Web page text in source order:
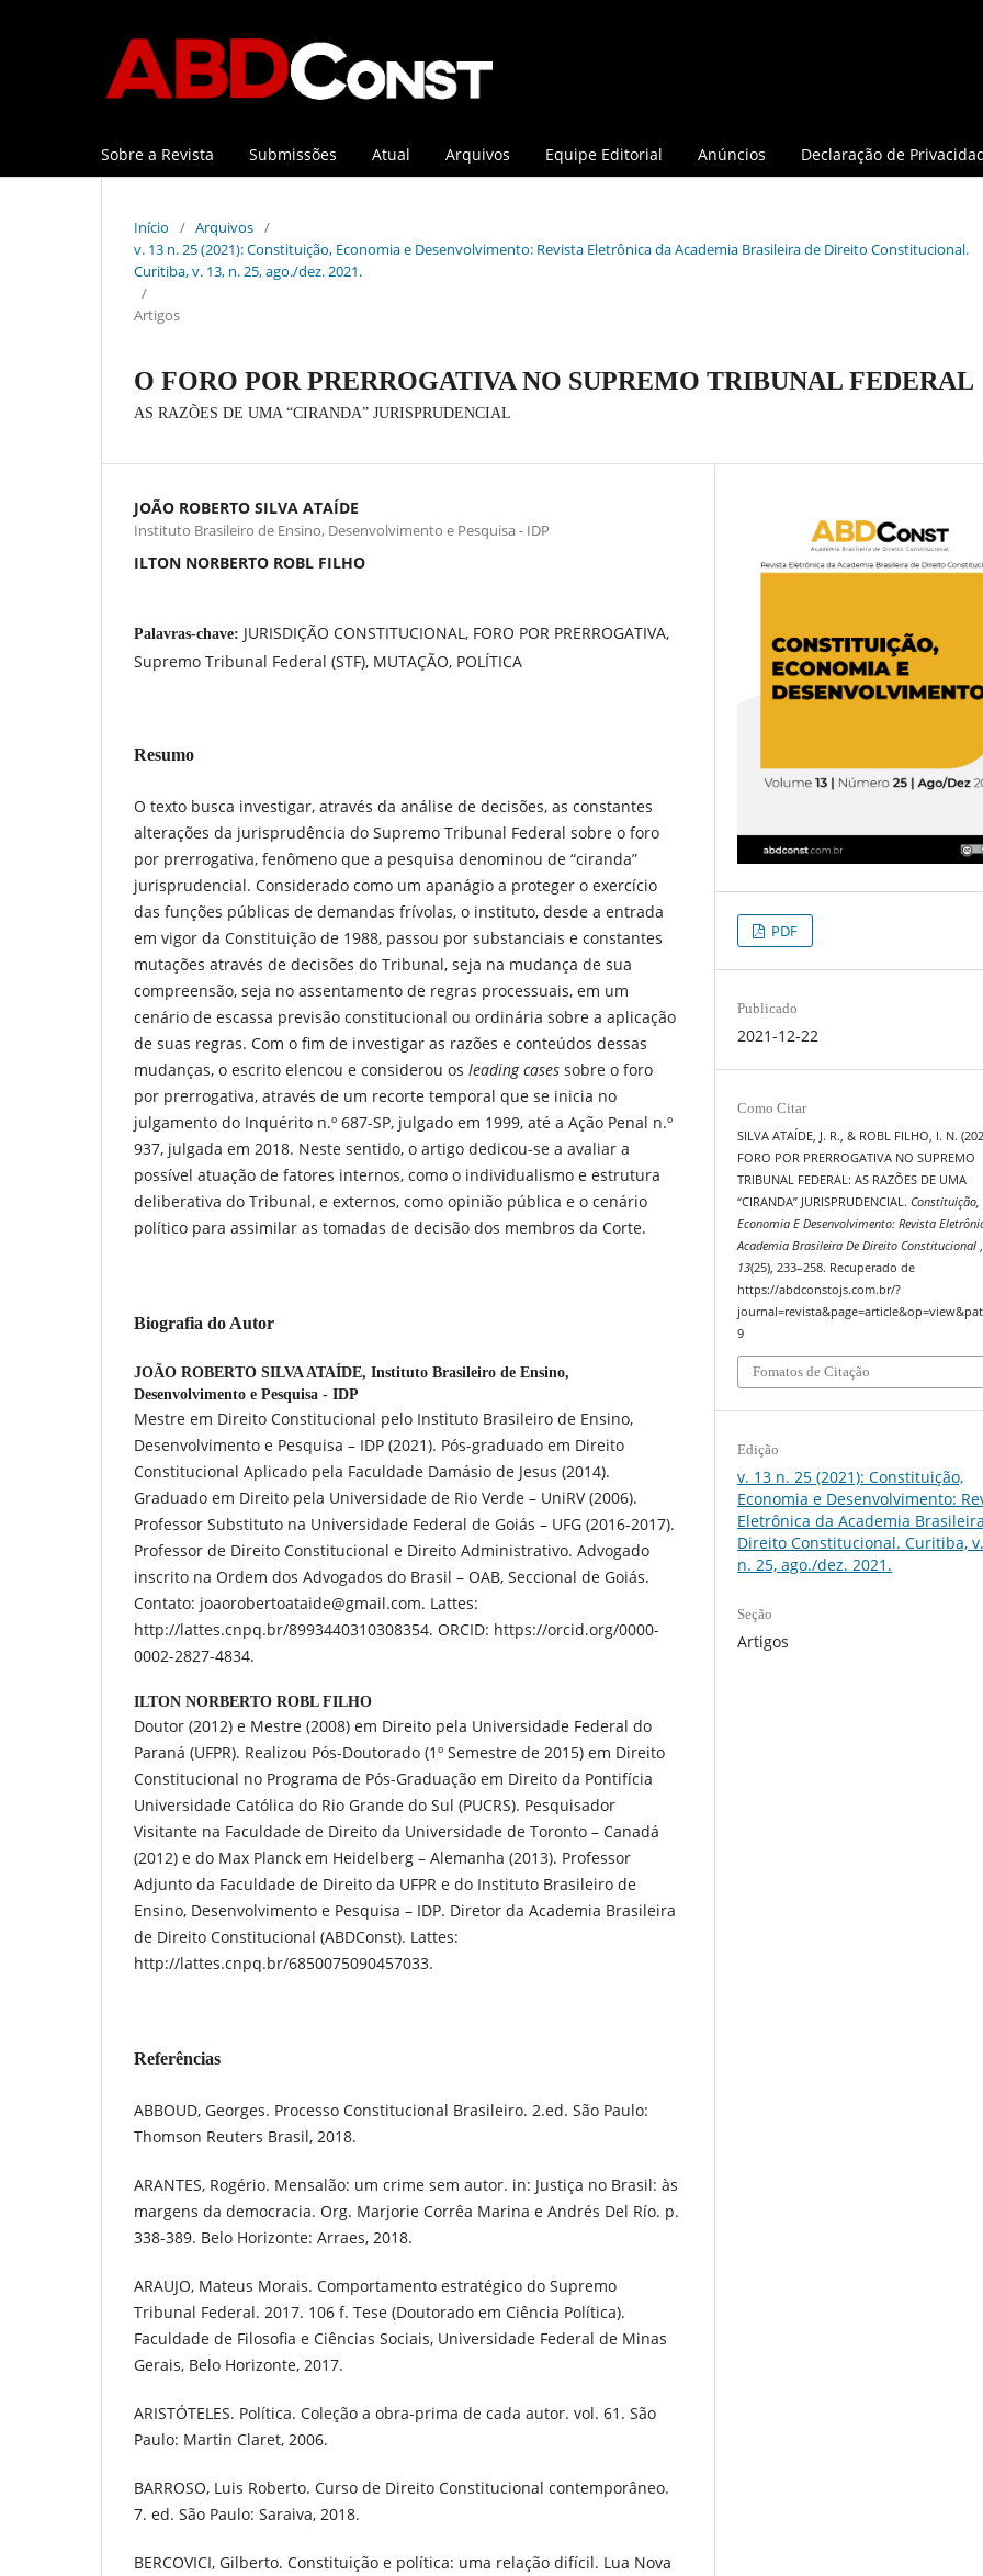
Sobre a Revista Submissões Atual Arquivos Equipe Editorial Anúncios Declaração de
Início / Arquivos /
v. 13 n. 25 (2021): Constituição, Economia e Desenvolvimento: Revista Eletrônica da Academia Brasileira de Direito Constitucional.
Curitiba, v. 13, n. 25, ago./dez. 2021.
/
Artigos
O FORO POR PRERROGATIVA NO SUPREMO TRIBUNAL FEDERAL
AS RAZÕES DE UMA “CIRANDA” JURISPRUDENCIAL
JOÃO ROBERTO SILVA ATAÍDE
Instituto Brasileiro de Ensino, Desenvolvimento e Pesquisa - IDP
ILTON NORBERTO ROBL FILHO
Palavras-chave: JURISDIÇÃO CONSTITUCIONAL, FORO POR PRERROGATIVA,
Supremo Tribunal Federal (STF), MUTAÇÃO, POLÍTICA
Resumo
O texto busca investigar, através da análise de decisões, as constantes
alterações da jurisprudência do Supremo Tribunal Federal sobre o foro
por prerrogativa, fenômeno que a pesquisa denominou de “ciranda”
jurisprudencial. Considerado como um apanágio a proteger o exercício
das funções públicas de demandas frívolas, o instituto, desde a entrada
em vigor da Constituição de 1988, passou por substanciais e constantes
mutações através de decisões do Tribunal, seja na mudança de sua
compreensão, seja no assentamento de regras processuais, em um
cenário de escassa previsão constitucional ou ordinária sobre a aplicação
de suas regras. Com o fim de investigar as razões e conteúdos dessas
mudanças, o escrito elencou e considerou os leading cases sobre o foro
por prerrogativa, através de um recorte temporal que se inicia no
julgamento do Inquérito n.º 687-SP, julgado em 1999, até a Ação Penal n.º
937, julgada em 2018. Neste sentido, o artigo dedicou-se a avaliar a
possível atuação de fatores internos, como o individualismo e estrutura
deliberativa do Tribunal, e externos, como opinião pública e o cenário
político para assimilar as tomadas de decisão dos membros da Corte.
Biografia do Autor
JOÃO ROBERTO SILVA ATAÍDE, Instituto Brasileiro de Ensino,
Desenvolvimento e Pesquisa - IDP
Mestre em Direito Constitucional pelo Instituto Brasileiro de Ensino,
Desenvolvimento e Pesquisa – IDP (2021). Pós-graduado em Direito
Constitucional Aplicado pela Faculdade Damásio de Jesus (2014).
Graduado em Direito pela Universidade de Rio Verde – UniRV (2006).
Professor Substituto na Universidade Federal de Goiás – UFG (2016-2017).
Professor de Direito Constitucional e Direito Administrativo. Advogado
inscrito na Ordem dos Advogados do Brasil – OAB, Seccional de Goiás.
Contato: joaorobertoataide@gmail.com. Lattes:
http://lattes.cnpq.br/8993440310308354. ORCID: https://orcid.org/0000-
0002-2827-4834.
ILTON NORBERTO ROBL FILHO
Doutor (2012) e Mestre (2008) em Direito pela Universidade Federal do
Paraná (UFPR). Realizou Pós-Doutorado (1º Semestre de 2015) em Direito
Constitucional no Programa de Pós-Graduação em Direito da Pontifícia
Universidade Católica do Rio Grande do Sul (PUCRS). Pesquisador
Visitante na Faculdade de Direito da Universidade de Toronto – Canadá
(2012) e do Max Planck em Heidelberg – Alemanha (2013). Professor
Adjunto da Faculdade de Direito da UFPR e do Instituto Brasileiro de
Ensino, Desenvolvimento e Pesquisa – IDP. Diretor da Academia Brasileira
de Direito Constitucional (ABDConst). Lattes:
http://lattes.cnpq.br/6850075090457033.
Referências
ABBOUD, Georges. Processo Constitucional Brasileiro. 2.ed. São Paulo:
Thomson Reuters Brasil, 2018.
ARANTES, Rogério. Mensalão: um crime sem autor. in: Justiça no Brasil: às
margens da democracia. Org. Marjorie Corrêa Marina e Andrés Del Río. p.
338-389. Belo Horizonte: Arraes, 2018.
ARAUJO, Mateus Morais. Comportamento estratégico do Supremo
Tribunal Federal. 2017. 106 f. Tese (Doutorado em Ciência Política).
Faculdade de Filosofia e Ciências Sociais, Universidade Federal de Minas
Gerais, Belo Horizonte, 2017.
ARISTÓTELES. Política. Coleção a obra-prima de cada autor. vol. 61. São
Paulo: Martin Claret, 2006.
BARROSO, Luis Roberto. Curso de Direito Constitucional contemporâneo.
7. ed. São Paulo: Saraiva, 2018.
BERCOVICI, Gilberto. Constituição e política: uma relação difícil. Lua Nova
PDF
Publicado
2021-12-22
Como Citar
SILVA ATAÍDE, J. R., & ROBL FILHO, I. N.
FORO POR PRERROGATIVA NO SUPREMO
TRIBUNAL FEDERAL: AS RAZÕES DE UMA
“CIRANDA” JURISPRUDENCIAL.Constituição,
Economia E Desenvolvimento: Revista
Academia Brasileira De Direito Constitucional
13(25), 233–258. Recuperado de
https://abdconstojs.com.br/?
9
Fomatos de Citação
Edição
v. 13 n. 25 (2021): Constituição,
Economia e Desenvolvimento:
Eletrônica da Academia
Direito Constitucional. Curitiba,
n. 25, ago./dez. 2021.
Seção
Artigos